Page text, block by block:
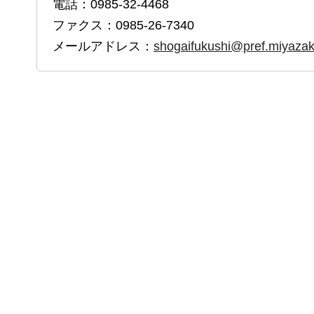
電話：0985-32-4468
ファクス：0985-26-7340
メールアドレス：